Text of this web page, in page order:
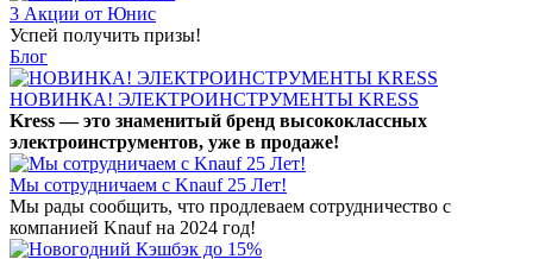
3 Акции от Юнис
Успей получить призы!
Блог
НОВИНКА! ЭЛЕКТРОИНСТРУМЕНТЫ KRESS
Kress — это знаменитый бренд высококлассных
электроинструментов, уже в продаже!
Мы сотрудничаем с Knauf 25 Лет!
Мы рады сообщить, что продлеваем сотрудничество с
компанией Knauf на 2024 год!